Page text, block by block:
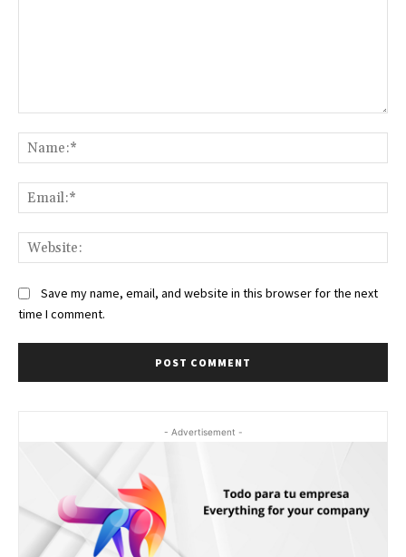
Save my name, email, and website in this browser for the next
time I comment.
- Advertisement -